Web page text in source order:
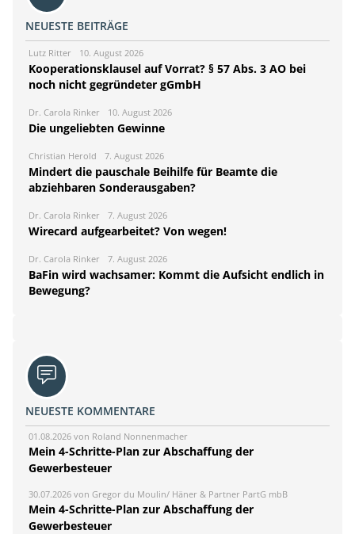
NEUESTE BEITRÄGE
Lutz Ritter 10. August 2026
Kooperationsklausel auf Vorrat? § 57 Abs. 3 AO bei
noch nicht gegründeter gGmbH
Dr. Carola Rinker 10. August 2026
Die ungeliebten Gewinne
Christian Herold 7. August 2026
Mindert die pauschale Beihilfe für Beamte die
abziehbaren Sonderausgaben?
Dr. Carola Rinker 7. August 2026
Wirecard aufgearbeitet? Von wegen!
Dr. Carola Rinker 7. August 2026
BaFin wird wachsamer: Kommt die Aufsicht endlich in
Bewegung?
NEUESTE KOMMENTARE
01.08.2026 von Roland Nonnenmacher
Mein 4-Schritte-Plan zur Abschaffung der
Gewerbesteuer
30.07.2026 von Gregor du Moulin/ Häner & Partner PartG mbB
Mein 4-Schritte-Plan zur Abschaffung der
Gewerbesteuer